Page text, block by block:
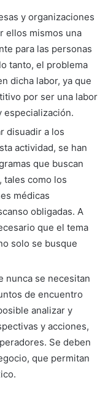
y organizaciones
ellos mismos una
para las personas
tanto, el problema
dicha labor, ya que
por ser una labor
especialización.
disuadir a los
actividad, se han
que buscan
tales como los
médicas
obligadas. A
que el tema
solo se busque
nunca se necesitan
de encuentro
analizar y
y acciones,
Se deben
que permitan